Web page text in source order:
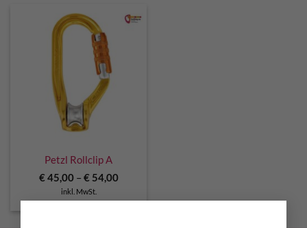
Petzl Rollclip A
€ 45,00– € 54,00
inkl. MwSt.